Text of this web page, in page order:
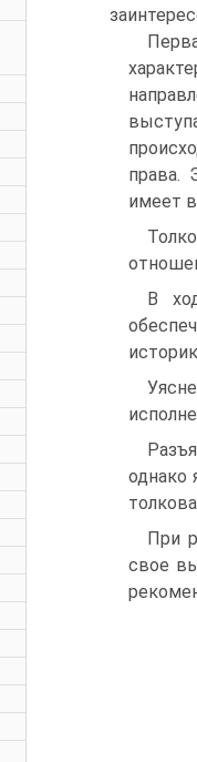
права.
имеет
В
однако
При
свое